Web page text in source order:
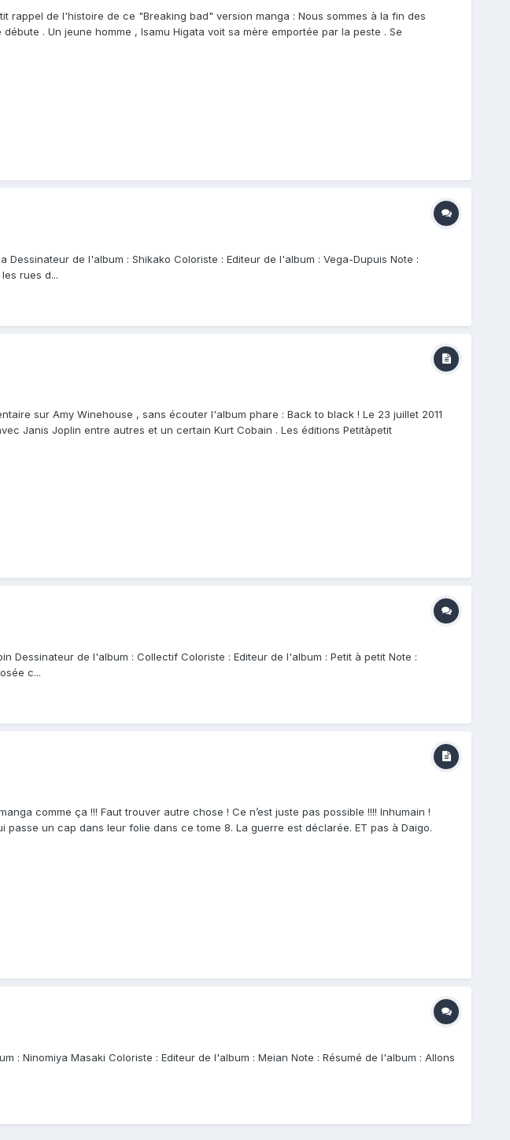
rappel de l'histoire de ce "Breaking bad" version manga : Nous sommes à la fin des
. Un jeune homme , Isamu Higata voit sa mère emportée par la peste . Se
de l'album : Shikako Coloriste : Editeur de l'album : Vega-Dupuis Note :
rues d...
sur Amy Winehouse , sans écouter l'album phare : Back to black ! Le 23 juillet 2011
Janis Joplin entre autres et un certain Kurt Cobain . Les éditions Petitàpetit
Dessinateur de l'album : Collectif Coloriste : Editeur de l'album : Petit à petit Note :
c...
comme ça !!! Faut trouver autre chose ! Ce n’est juste pas possible !!!! Inhumain !
passe un cap dans leur folie dans ce tome 8. La guerre est déclarée. ET pas à Daigo.
: Ninomiya Masaki Coloriste : Editeur de l'album : Meian Note : Résumé de l'album : Allons